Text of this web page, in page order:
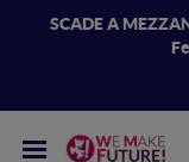
SCADE A